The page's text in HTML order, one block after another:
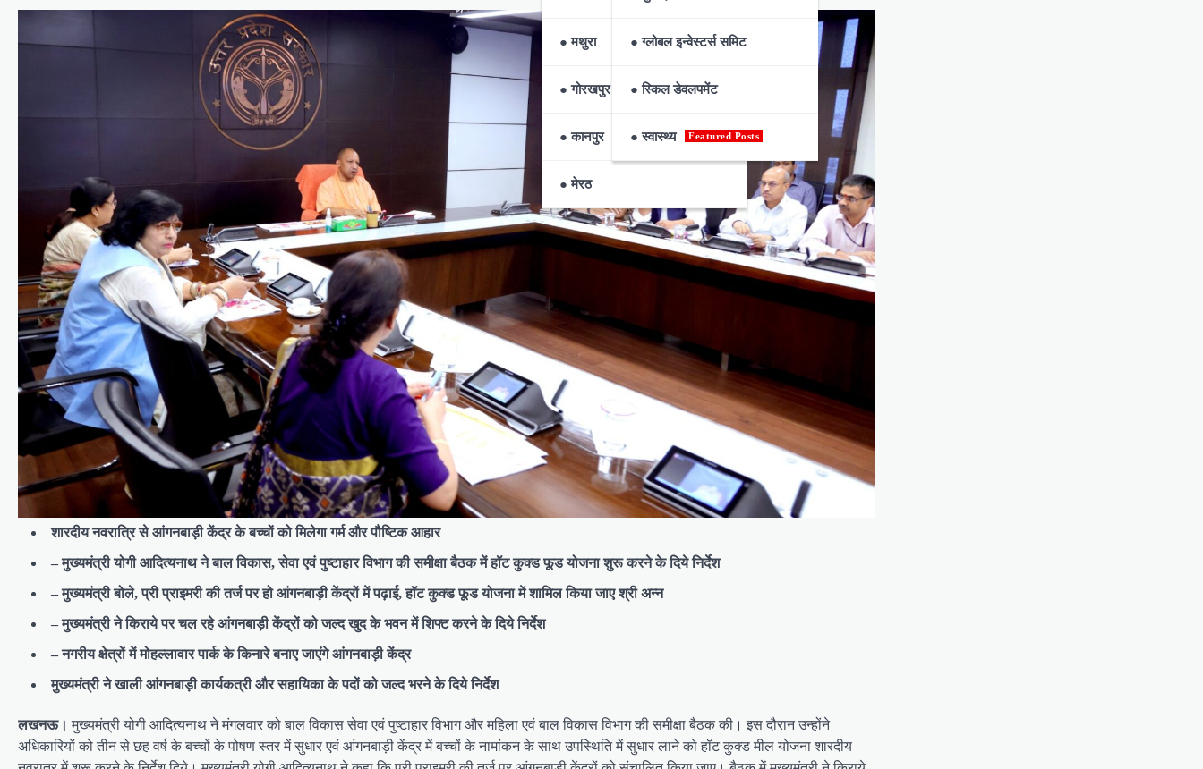
● मथुरा
● गोरखपुर
● कानपुर
● मेरठ
● ग्लोबल इन्वेस्टर्स समिट
● स्किल डेवलपमेंट
● स्वास्थ्य Featured Posts
शारदीय नवरात्रि से आंगनबाड़ी केंद्र के बच्चों को मिलेगा गर्म और पौष्टिक आहार
– मुख्यमंत्री योगी आदित्यनाथ ने बाल विकास, सेवा एवं पुष्टाहार विभाग की समीक्षा बैठक में हॉट कुक्ड फूड योजना शुरू करने के दिये निर्देश
– मुख्यमंत्री बोले, प्री प्राइमरी की तर्ज पर हो आंगनबाड़ी केंद्रों में पढ़ाई, हॉट कुक्ड फूड योजना में शामिल किया जाए श्री अन्न
– मुख्यमंत्री ने किराये पर चल रहे आंगनबाड़ी केंद्रों को जल्द खुद के भवन में शिफ्ट करने के दिये निर्देश
– नगरीय क्षेत्रों में मोहल्लावार पार्क के किनारे बनाए जाएंगे आंगनबाड़ी केंद्र
मुख्यमंत्री ने खाली आंगनबाड़ी कार्यकत्री और सहायिका के पदों को जल्द भरने के दिये निर्देश
लखनऊ। मुख्यमंत्री योगी आदित्यनाथ ने मंगलवार को बाल विकास सेवा एवं पुष्टाहार विभाग और महिला एवं बाल विकास विभाग की समीक्षा बैठक की। इस दौरान उन्होंने
अधिकारियों को तीन से छह वर्ष के बच्चों के पोषण स्तर में सुधार एवं आंगनबाड़ी केंद्र में बच्चों के नामांकन के साथ उपस्थिति में सुधार लाने को हॉट कुक्ड मील योजना शारदीय